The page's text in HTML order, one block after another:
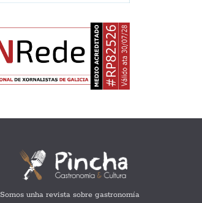
Somos unha revista sobre gastronomía